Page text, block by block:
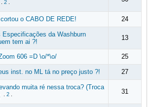
2.
o CABO DE REDE! 24
Especificações da Washburn
tem ai ?!
13
606 =D \o/*\o/ 25
inst. no ML tá no preço justo ?! 27
muita ré nessa troca? (Troca
2. 31